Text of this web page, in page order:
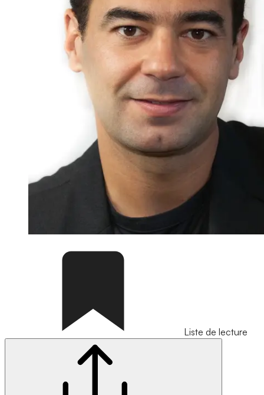
Liste de lecture